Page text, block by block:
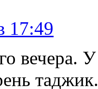
17:49
вечера.